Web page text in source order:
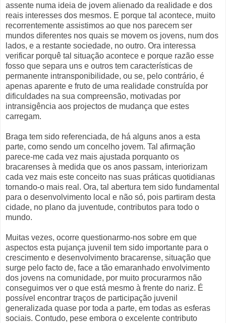
assente numa ideia de jovem alienado da realidade e dos
reais interesses dos mesmos. E porque tal acontece, muito
recorrentemente assistimos ao que nos parecem ser
mundos diferentes nos quais se movem os jovens, num dos
lados, e a restante sociedade, no outro. Ora interessa
verificar porquê tal situação acontece e porque razão esse
fosso que separa uns e outros tem características de
permanente intransponibilidade, ou se, pelo contrário, é
apenas aparente e fruto de uma realidade construída por
dificuldades na sua compreensão, motivadas por
intransigência aos projectos de mudança que estes
carregam.
Braga tem sido referenciada, de há alguns anos a esta
parte, como sendo um concelho jovem. Tal afirmação
parece-me cada vez mais ajustada porquanto os
bracarenses à medida que os anos passam, interiorizam
cada vez mais este conceito nas suas práticas quotidianas
tornando-o mais real. Ora, tal abertura tem sido fundamental
para o desenvolvimento local e não só, pois partiram desta
cidade, no plano da juventude, contributos para todo o
mundo.
Muitas vezes, ocorre questionarmo-nos sobre em que
aspectos esta pujança juvenil tem sido importante para o
crescimento e desenvolvimento bracarense, situação que
surge pelo facto de, face a tão emaranhado envolvimento
dos jovens na comunidade, por muito procurarmos não
conseguimos ver o que está mesmo à frente do nariz. É
possível encontrar traços de participação juvenil
generalizada quase por toda a parte, em todas as esferas
sociais. Contudo, pese embora o excelente contributo